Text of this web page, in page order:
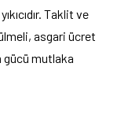
Taklit ve
asgari ücret
gücü mutlaka